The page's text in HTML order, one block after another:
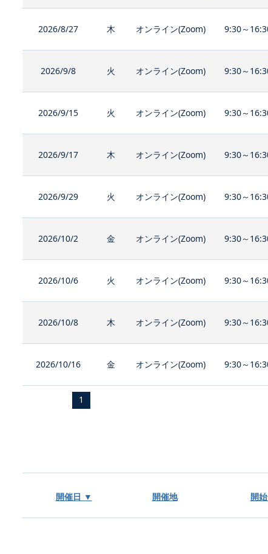
2026/8/27 木 オンライン(Zoom) 9:30～
2026/9/8 火 オンライン(Zoom) 9:30～
2026/9/15 火 オンライン(Zoom) 9:30～
2026/9/17 木 オンライン(Zoom) 9:30～
2026/9/29 火 オンライン(Zoom) 9:30～
2026/10/2 金 オンライン(Zoom) 9:30～
2026/10/6 火 オンライン(Zoom) 9:30～
2026/10/8 木 オンライン(Zoom) 9:30～
2026/10/16 金 オンライン(Zoom) 9:30～
1
開催日 ▼ 開催地 開